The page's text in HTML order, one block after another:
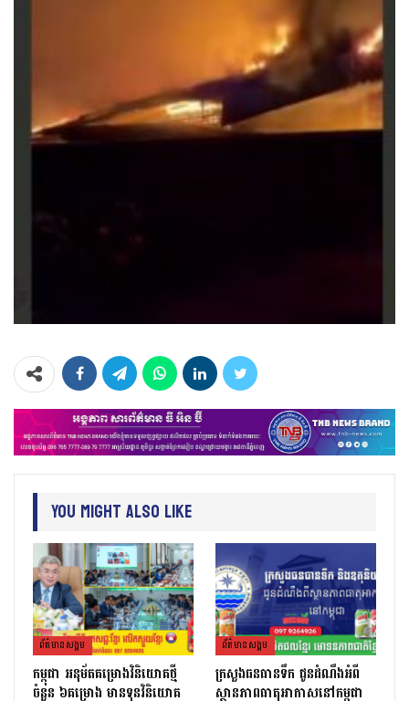
You Might Also Like
ព័ត៌មាន​សង្គម
កម្ពុជា អនុម័តគម្រោងវិនិយោគថ្មី
ចំនួន ៦គម្រោង មានទុនវិនិយោគ
ព័ត៌មាន​សង្គម
ក្រសួងធនធានទឹក ជូនដំណឹងអំពី
ស្ថានភាពធាតុអាកាសនៅកម្ពុជា